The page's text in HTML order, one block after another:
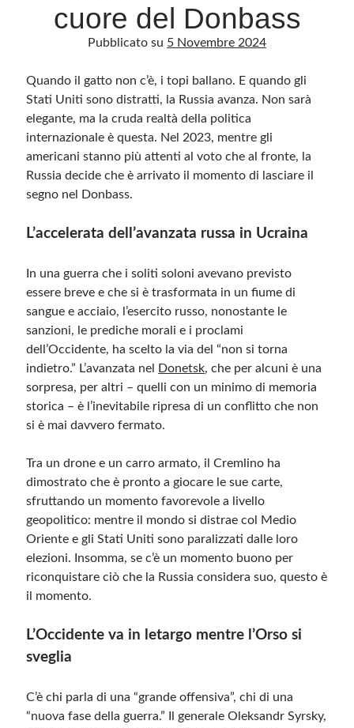
Categorie
Questo blog non rappresenta una testata giornalistica, in quanto viene aggiornato
senza alcuna periodicità. Non può pertanto considerarsi un prodotto editoriale ai
ritenuti offensivi o lesivi dell’immagine o dell’onorabilità di terzi, di genere spam,
razzisti o che contengano dati personali non conformi al rispetto delle norme sulla
privacy. Alcune immagini inserite in questo blog sono tratte da Internet e, pertanto,
considerate di pubblico dominio. Qualora la loro pubblicazione violasse eventuali
diritti d’autore, vi invito a comunicarlo via e-mail a info[at]dinovalle.it e saranno
immediatamente rimosse. L’autore del blog non è responsabile dei siti collegati
tramite link né del loro contenuto, che può essere soggetto a variazioni nel tempo.
Meta
Accedi
Feed dei commenti
WordPress.org
cuore del Donbass
Pubblicato su 5 Novembre 2024
Quando il gatto non c’è, i topi ballano. E quando gli
Stati Uniti sono distratti, la Russia avanza. Non sarà
elegante, ma la cruda realtà della politica
internazionale è questa. Nel 2023, mentre gli
americani stanno più attenti al voto che al fronte, la
Russia decide che è arrivato il momento di lasciare il
segno nel Donbass.
L’accelerata dell’avanzata russa in Ucraina
In una guerra che i soliti soloni avevano previsto
essere breve e che si è trasformata in un fiume di
sangue e acciaio, l’esercito russo, nonostante le
sanzioni, le prediche morali e i proclami
dell’Occidente, ha scelto la via del “non si torna
indietro.” L’avanzata nel
Donetsk, che per alcuni è una
sorpresa, per altri – quelli con un minimo di memoria
storica – è l’inevitabile ripresa di un conflitto che non
si è mai davvero fermato.
Tra un drone e un carro armato, il Cremlino ha
dimostrato che è pronto a giocare le sue carte,
sfruttando un momento favorevole a livello
geopolitico: mentre il mondo si distrae col Medio
Oriente e gli Stati Uniti sono paralizzati dalle loro
elezioni. Insomma, se c’è un momento buono per
riconquistare ciò che la Russia considera suo, questo è
il momento.
L’Occidente va in letargo mentre l’Orso si
sveglia
C’è chi parla di una “grande offensiva”, chi di una
“nuova fase della guerra.” Il generaleOleksandrSyrsky,